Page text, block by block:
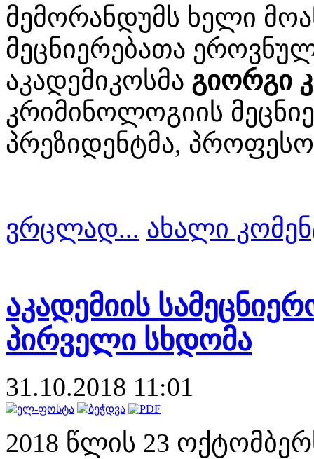
მემორანდუმს ხელი
მეცნიერებათა
აკადემიკოსმა გიორგი
კრიმინოლოგიის
პრეზიდენტმა,
ვრცლად... ახალი
აკადემიის
პირველი სხდომა
31.10.2018 11:01
2018 წლის 23